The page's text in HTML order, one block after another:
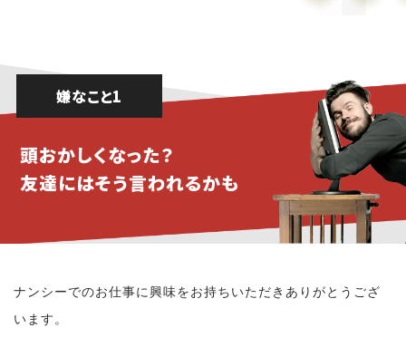
嫌なこと1
頭おかしくなった？
友達にはそう言われるかも
ナンシーでのお仕事に興味をお持ちいただきありがとうござ
います。